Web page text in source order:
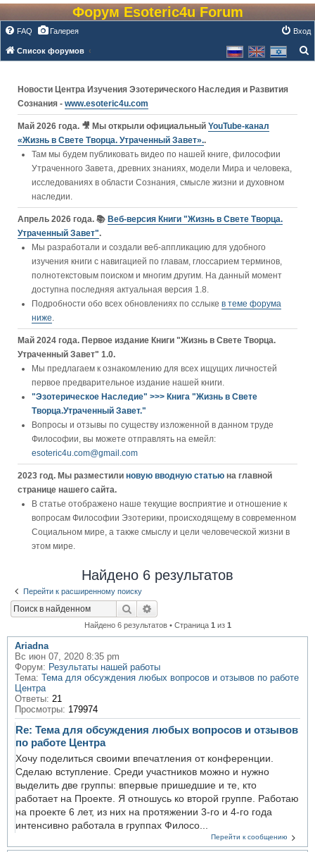
Форум Esoteric4u Forum
FAQ Галерея Вход
Список форумов
Новости Центра Изучения Эзотерического Наследия и Развития
Сознания - www.esoteric4u.com
Май 2026 года. 🎥 Мы открыли официальный YouTube‑канал
«Жизнь в Свете Творца. Утраченный Завет»..
Там мы будем публиковать видео по нашей книге, философии
Утраченного Завета, древних знаниях, модели Мира и человека,
исследованиях в области Сознания, смысле жизни и духовном
наследии.
Апрель 2026 года. 📚 Веб-версия Книги "Жизнь в Свете Творца.
Утраченный Завет".
Мы разработали и создали веб-аппликацию для удобного
изучения книги c навигацией по главам, глоссарием терминов,
полнотекстовым поиском и многим другим. На данный момент
доступна последняя актуальная версия 1.8.
Подробности обо всех обновлениях по сслыке в теме форума
ниже.
Май 2024 года. Первое издание Книги "Жизнь в Свете Творца.
Утраченный Завет" 1.0.
Мы предлагаем к ознакомлению для всех ищущих личностей
первое предварительное издание нашей книги.
"Эзотерическое Наследие" >>> Книга "Жизнь в Свете
Творца.Утраченный Завет."
Вопросы и отзывы по существу изложенной в данном труде
Философии, вы можете отправлять на емейл:
esoteric4u.com@gmail.com
2023 год. Мы разместили новую вводную статью на главной
странице нашего сайта.
В статье отображено наше текущие восприятие и отношение к
вопросам Философии Эзотерики, происходящему в современном
Социальном мире, а также смыслу и цели человеческой жизни в
этом мире.
Найдено 6 результатов
Перейти к расширенному поиску
Поиск
Найдено 6 результатов • Страница 1 из 1
Ariadna
Вс июн 07, 2020 8:35 pm
Форум: Результаты нашей работы
Тема: Тема для обсуждения любых вопросов и отзывов по работе
Центра
Ответы: 21
Просмотры: 179974
Re: Тема для обсуждения любых вопросов и отзывов
по работе Центра
Хочу поделиться своими впечатления от конференции.
Сделаю вступление. Среди участников можно и нужно
выделить две группы: впервые пришедшие и те, кто
работает на Проекте. Я отношусь ко второй группе. Работаю
на проекте 6 лет, из них на протяжении 3-го и 4-го года
интенсивно работала в группах Филосо...
Перейти к сообщению